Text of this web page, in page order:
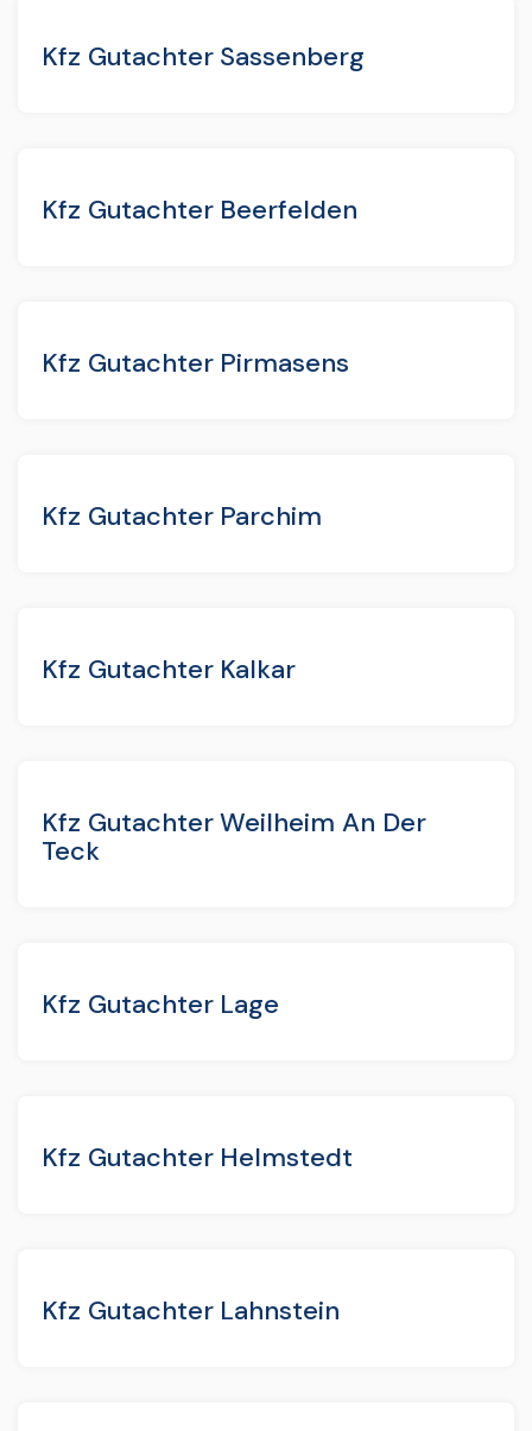
Kfz Gutachter Sassenberg
Kfz Gutachter Beerfelden
Kfz Gutachter Pirmasens
Kfz Gutachter Parchim
Kfz Gutachter Kalkar
Kfz Gutachter Weilheim An Der
Teck
Kfz Gutachter Lage
Kfz Gutachter Helmstedt
Kfz Gutachter Lahnstein